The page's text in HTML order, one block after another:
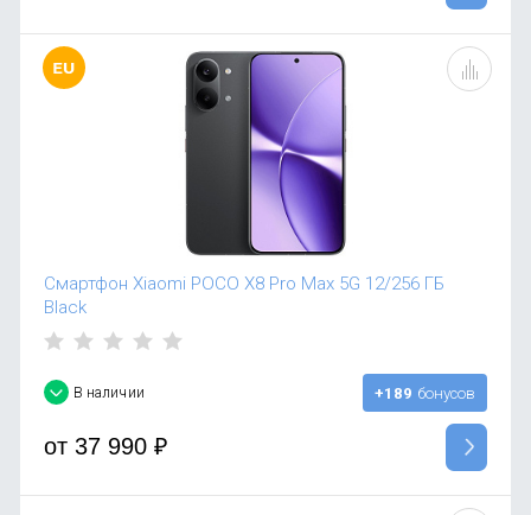
Смартфон Xiaomi POCO X8 Pro Max 5G 12/256 ГБ
Black
В наличии +189 бонусов
от37 990 ₽